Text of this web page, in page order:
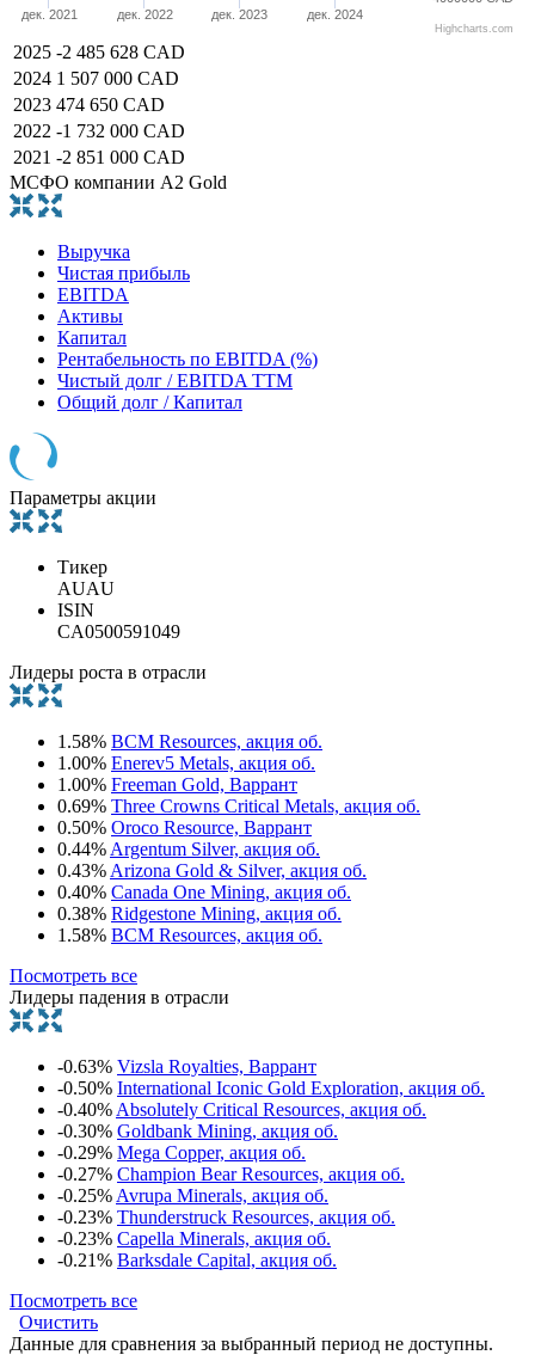
дек. 2021 дек. 2022 дек. 2023 дек. 2024
Highcharts.com
2025 -2 485 628 CAD
2024 1 507 000 CAD
2023 474 650 CAD
2022 -1 732 000 CAD
2021 -2 851 000 CAD
МСФО компании A2 Gold
Выручка
Чистая прибыль
EBITDA
Активы
Капитал
Рентабельность по EBITDA (%)
Чистый долг / EBITDA TTM
Общий долг / Капитал
Параметры акции
Тикер
AUAU
ISIN
CA0500591049
Лидеры роста в отрасли
1.58% BCM Resources, акция об.
1.00% Enerev5 Metals, акция об.
1.00% Freeman Gold, Варрант
0.69% Three Crowns Critical Metals, акция об.
0.50% Oroco Resource, Варрант
0.44% Argentum Silver, акция об.
0.43% Arizona Gold & Silver, акция об.
0.40% Canada One Mining, акция об.
0.38% Ridgestone Mining, акция об.
1.58% BCM Resources, акция об.
Посмотреть все
Лидеры падения в отрасли
-0.63% Vizsla Royalties, Варрант
-0.50% International Iconic Gold Exploration, акция об.
-0.40% Absolutely Critical Resources, акция об.
-0.30% Goldbank Mining, акция об.
-0.29% Mega Copper, акция об.
-0.27% Champion Bear Resources, акция об.
-0.25% Avrupa Minerals, акция об.
-0.23% Thunderstruck Resources, акция об.
-0.23% Capella Minerals, акция об.
-0.21% Barksdale Capital, акция об.
Посмотреть все
Очистить
Данные для сравнения за выбранный период не доступны.